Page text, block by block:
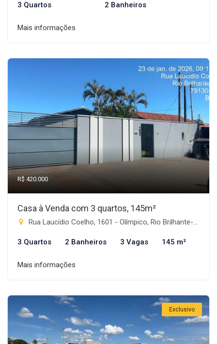
3 Quartos 2 Banheiros
Mais informações
R$ 420.000
Casa à Venda com 3 quartos, 145m²
Rua Laucídio Coelho, 1601 - Olímpico, Rio Brilhante-MS
3 Quartos 2 Banheiros 3 Vagas 145 m²
Mais informações
Exclusivo